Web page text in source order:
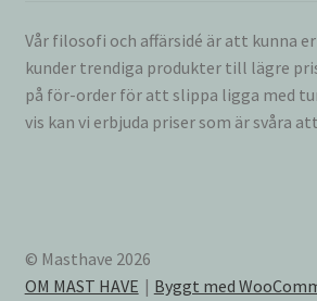
Vår filosofi och affärsidé är att kunna
kunder trendiga produkter till lägre
på för-order för att slippa ligga med
vis kan vi erbjuda priser som är svåra
© Masthave 2026
OM MAST HAVE
Byggt med